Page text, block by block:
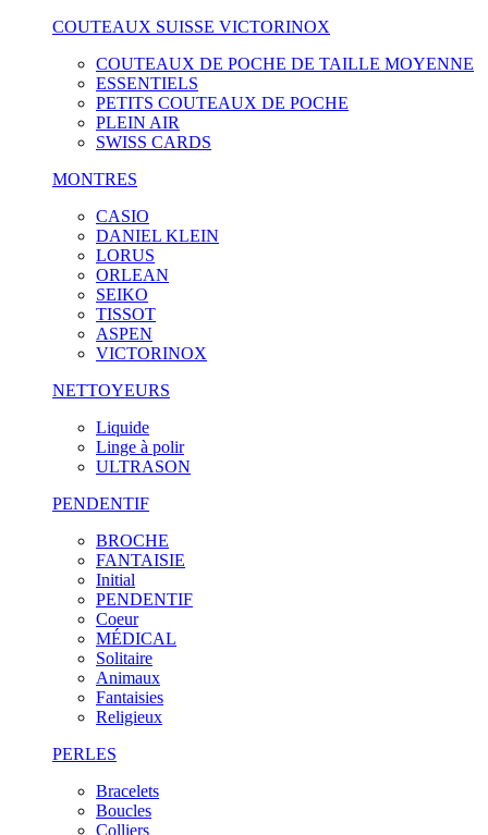
COUTEAUX SUISSE VICTORINOX
COUTEAUX DE POCHE DE TAILLE MOYENNE
ESSENTIELS
PETITS COUTEAUX DE POCHE
PLEIN AIR
SWISS CARDS
MONTRES
CASIO
DANIEL KLEIN
LORUS
ORLEAN
SEIKO
TISSOT
ASPEN
VICTORINOX
NETTOYEURS
Liquide
Linge à polir
ULTRASON
PENDENTIF
BROCHE
FANTAISIE
Initial
PENDENTIF
Coeur
MÉDICAL
Solitaire
Animaux
Fantaisies
Religieux
PERLES
Bracelets
Boucles
Colliers